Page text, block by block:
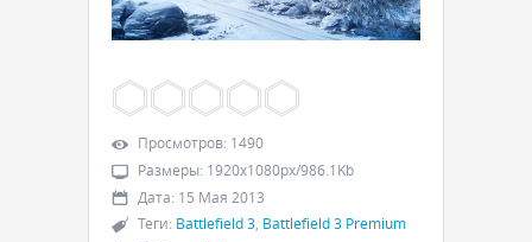
Просмотров: 1490
Размеры: 1920x1080px/986.1Kb
Дата: 15 Мая 2013
Теги: Battlefield 3, Battlefield 3 Premium